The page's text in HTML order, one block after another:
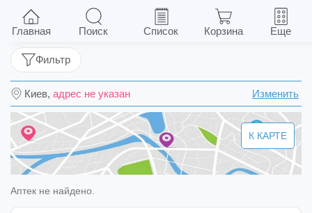
Корвалол капли фл. 25 мл
Киев, адрес не указан Изменить
Фильтр
К КАРТЕ
Аптек не найдено.
Главная Поиск Список Корзина Еще